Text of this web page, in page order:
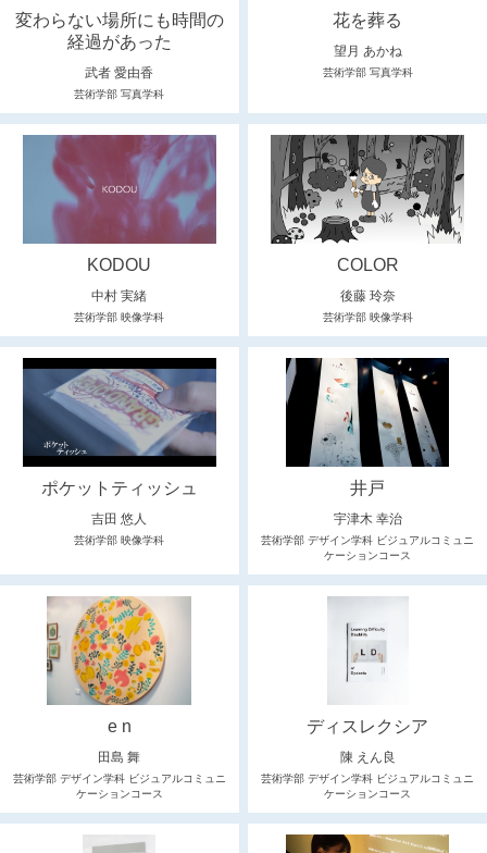
変わらない場所にも時間の
経過があった
武者 愛由香
芸術学部 写真学科
花を葬る
望月 あかね
芸術学部 写真学科
KODOU
中村 実緒
芸術学部 映像学科
COLOR
後藤 玲奈
芸術学部 映像学科
ポケットティッシュ
吉田 悠人
芸術学部 映像学科
井戸
宇津木 幸治
芸術学部 デザイン学科 ビジュアルコミュニ
ケーションコース
e n
田島 舞
芸術学部 デザイン学科 ビジュアルコミュニ
ケーションコース
ディスレクシア
陳 えん良
芸術学部 デザイン学科 ビジュアルコミュニ
ケーションコース